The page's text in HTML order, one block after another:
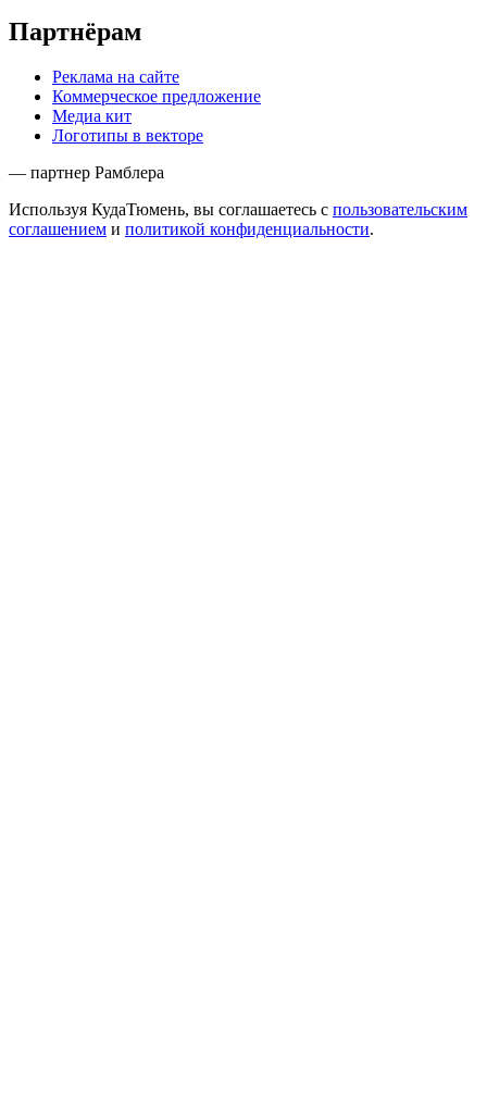
Партнёрам
Реклама на сайте
Коммерческое предложение
Медиа кит
Логотипы в векторе
— партнер Рамблера
Используя КудаТюмень, вы соглашаетесь с пользовательским
соглашением и политикой конфиденциальности.